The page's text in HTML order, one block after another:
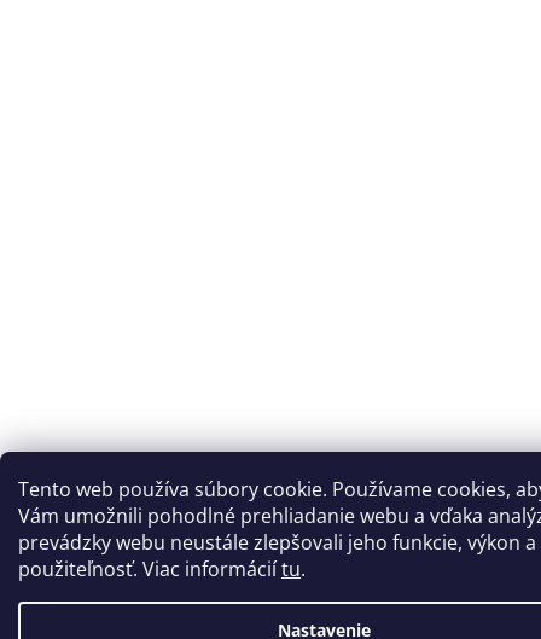
Tento web používa súbory cookie. Používame cookies,
Vám umožnili pohodlné prehliadanie webu a vďaka
prevádzky webu neustále zlepšovali jeho funkcie, výkon a
použiteľnosť. Viac informáciítu.
Nastavenie